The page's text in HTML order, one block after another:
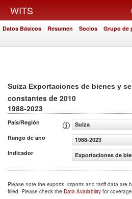
WITS
Datos Básicos Resumen Socios Grupo de
Suiza Exportaciones de bienes y
constantes de 2010
1988-2023
País/Región
Suiza
Rango de año
1988-2023
Indicador
Exportaciones de
Please note the exports, imports and tariff data are
filled. Please check the Data Availability for